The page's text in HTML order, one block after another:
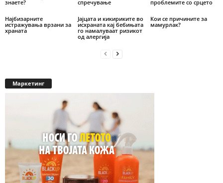
знаете?
спречување
проблемите со срцето
Најбизарните
истражувања врзани за
храната
Јајцата и кикириките во
исхраната кај бебињата
го намалуваат ризикот
од алергија
Кои се причините за
мамурлак?
Маркетинг